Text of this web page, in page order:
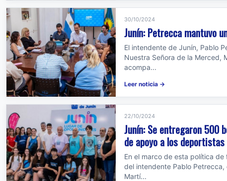
30/10/2024
Junín: Petrecca mantuvo
El intendente de Junín, Pablo
Nuestra Señora de la Merced,
acompa...
Leer noticia →
22/10/2024
Junín: Se entregaron 500
de apoyo a los
En el marco de esta política
del intendente Pablo Petrecca,
Martí...